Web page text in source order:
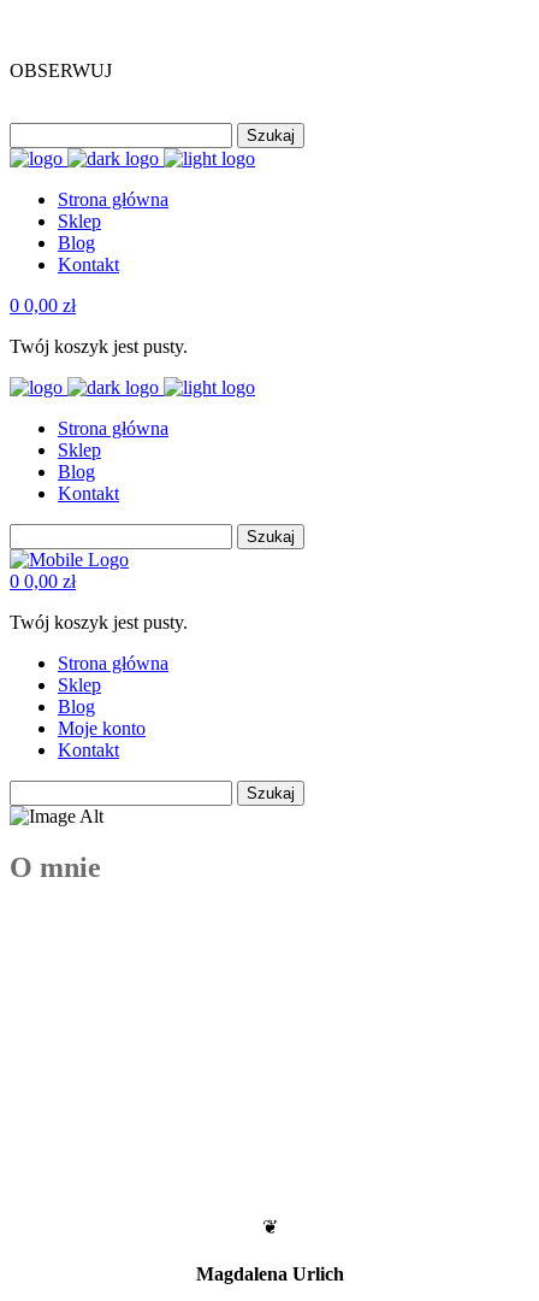
OBSERWUJ
Szukaj
Strona główna
Sklep
Blog
Kontakt
0 0,00 zł
Twój koszyk jest pusty.
Strona główna
Sklep
Blog
Kontakt
Szukaj
0 0,00 zł
Twój koszyk jest pusty.
Strona główna
Sklep
Blog
Moje konto
Kontakt
Szukaj
O mnie
❦
Magdalena Urlich